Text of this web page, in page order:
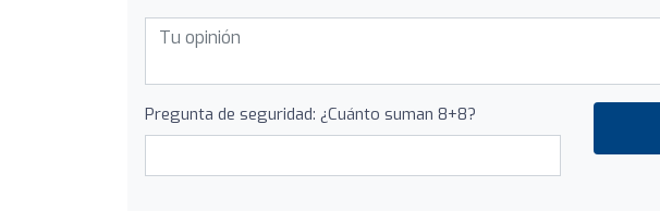
Pregunta de seguridad: ¿Cuánto suman 8+8?